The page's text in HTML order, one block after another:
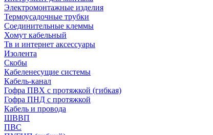
Электромонтажные изделия
Термоусадочные трубки
Соединительные клеммы
Хомут кабельный
Тв и интернет аксессуары
Изолента
Скобы
Кабеленесущие системы
Кабель-канал
Гофра ПВХ с протяжкой (гибкая)
Гофра ПНД с протяжкой
Кабель и провода
ШВВП
ПВС